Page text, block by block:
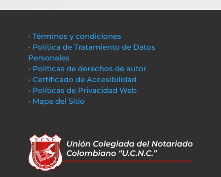
• Términos y condiciones
• Política de Tratamiento de Datos
Personales
• Políticas de derechos de autor
• Certificado de Accesibilidad
• Políticas de Privacidad Web
• Mapa del Sitio